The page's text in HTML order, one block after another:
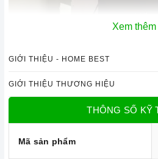
1. Đặc điểm nổi bật của sản
Thiết kế sang trọng
Thân máy với kiểu dáng kính
Xem thêm
GIỚI THIỆU - HOME BEST
GIỚI THIỆU THƯƠNG HIỆU
THÔNG SỐ KỸ
Mã sản phẩm